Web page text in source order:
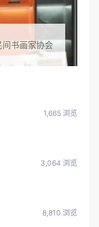
书画家协会
1,665 浏览
3,064 浏览
8,810 浏览